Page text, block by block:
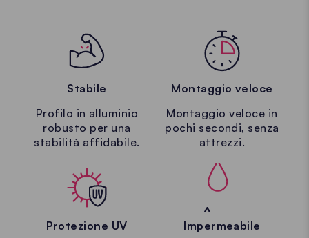
Stabile
Profilo in alluminio
robusto per una
stabilità affidabile.
Montaggio veloce
Montaggio veloce in
pochi secondi, senza
attrezzi.
Protezione UV
Impermeabile